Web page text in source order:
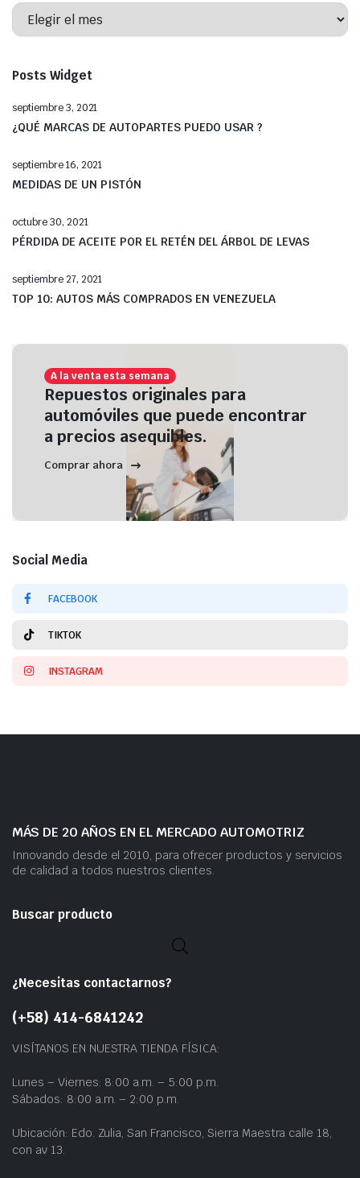
Archivos
Posts Widget
septiembre 3, 2021
¿QUÉ MARCAS DE AUTOPARTES PUEDO USAR ?
septiembre 16, 2021
MEDIDAS DE UN PISTÓN
octubre 30, 2021
PÉRDIDA DE ACEITE POR EL RETÉN DEL ÁRBOL DE LEVAS
septiembre 27, 2021
TOP 10: AUTOS MÁS COMPRADOS EN VENEZUELA
A la venta esta semana
Repuestos originales para
automóviles que puede encontrar
a precios asequibles.
Comprar ahora
Social Media
FACEBOOK
TIKTOK
INSTAGRAM
MÁS DE 20 AÑOS EN EL MERCADO AUTOMOTRIZ
Innovando desde el 2010, para ofrecer productos y servicios
de calidad a todos nuestros clientes.
Buscar producto
¿Necesitas contactarnos?
(+58) 414-6841242
VISÍTANOS EN NUESTRA TIENDA FÍSICA:
Lunes – Viernes: 8:00 a.m. – 5:00 p.m.
Sábados: 8:00 a.m. – 2:00 p.m.
Ubicación: Edo. Zulia, San Francisco, Sierra Maestra calle 18,
con av 13.